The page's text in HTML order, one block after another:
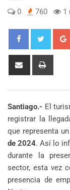
0 760 1
Share
Santiago.- El
registrar la
que representa
de 2024. Así lo
durante la
sector, esta vez
presencia de